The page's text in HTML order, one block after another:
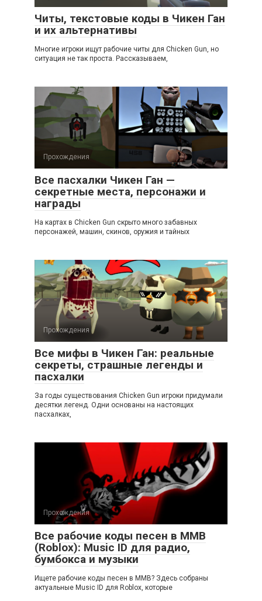
Читы, текстовые коды в Чикен Ган
и их альтернативы
Многие игроки ищут рабочие читы для Chicken Gun, но
ситуация не так проста. Рассказываем,
Прохождения
Все пасхалки Чикен Ган —
секретные места, персонажи и
награды
На картах в Chicken Gun скрыто много забавных
персонажей, машин, скинов, оружия и тайных
Прохождения
Все мифы в Чикен Ган: реальные
секреты, страшные легенды и
пасхалки
За годы существования Chicken Gun игроки придумали
десятки легенд. Одни основаны на настоящих
пасхалках,
Прохождения
Все рабочие коды песен в ММВ
(Roblox): Music ID для радио,
бумбокса и музыки
Ищете рабочие коды песен в ММВ? Здесь собраны
актуальные Music ID для Roblox, которые